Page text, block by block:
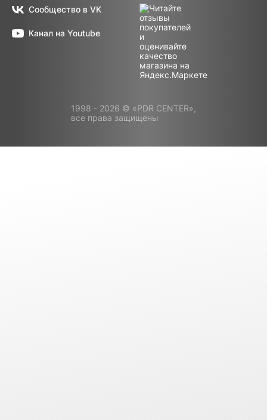
Сообщество в VK
Канал на Youtube
1998 - 2026 © «PDR CENTER»,
все права защищены